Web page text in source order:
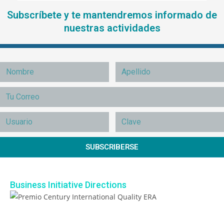
Subscríbete y te mantendremos informado de
nuestras actividades
SUBSCRIBERSE
Business Initiative Directions